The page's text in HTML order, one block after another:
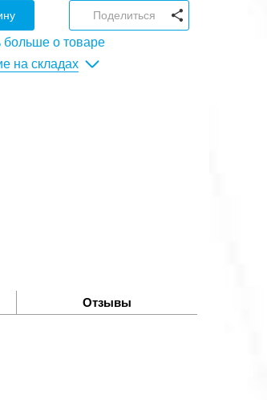
Поделиться
больше о товаре
на складах
Отзывы